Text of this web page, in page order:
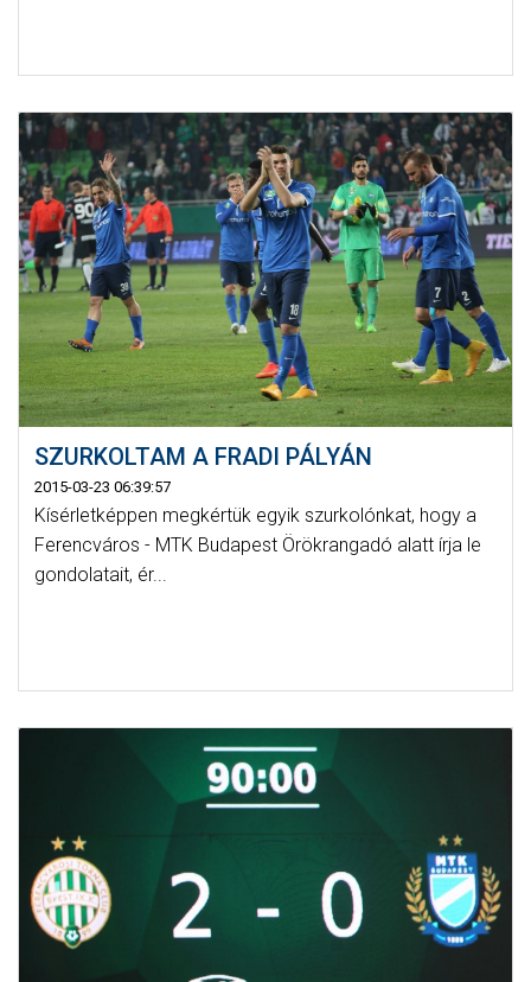
SZURKOLTAM A FRADI PÁLYÁN
2015-03-23 06:39:57
Kísérletképpen megkértük egyik szurkolónkat, hogy a
Ferencváros - MTK Budapest Örökrangadó alatt írja le
gondolatait, ér...